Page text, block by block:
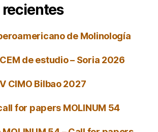
de Molinología
de estudio – Soria 2026
CIMO Bilbao 2027
for papers MOLINUM 54